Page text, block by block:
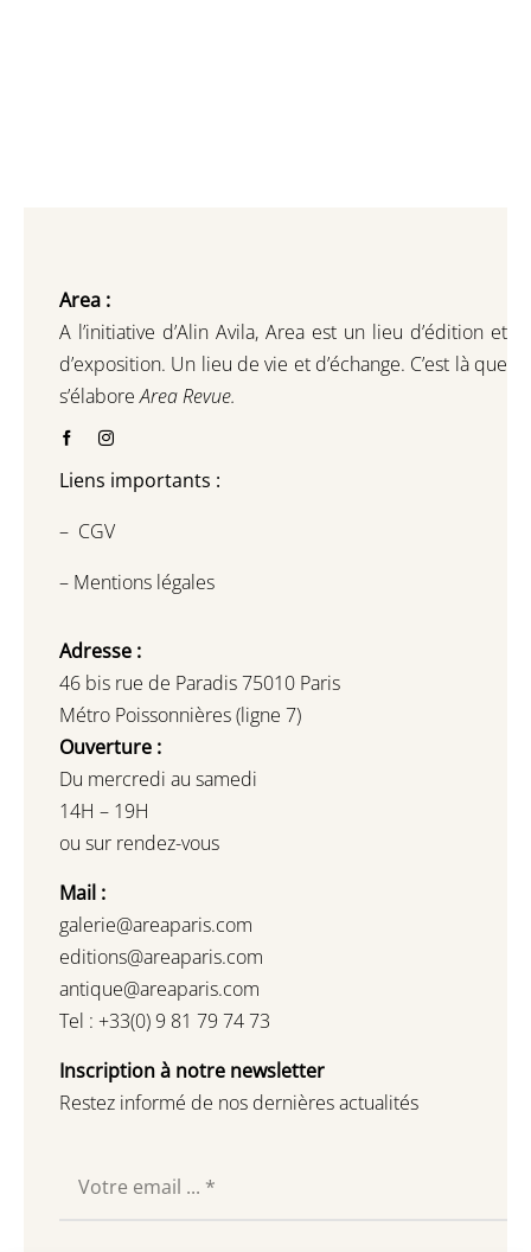
Area :
A l’initiative d’Alin Avila, Area est un lieu d’édition et
d’exposition. Un lieu de vie et d’échange. C’est là que
s’élaboreArea Revue.
Liens importants :
– CGV
– Mentions légales
Adresse :
46 bis rue de Paradis 75010 Paris
Métro Poissonnières (ligne 7)
Ouverture :
Du mercredi au samedi
14H – 19H
ou sur rendez-vous
Mail :
galerie@areaparis.com
editions@areaparis.com
antique@areaparis.com
Tel : +33(0) 9 81 79 74 73
Inscription à notre newsletter
Restez informé de nos dernières actualités